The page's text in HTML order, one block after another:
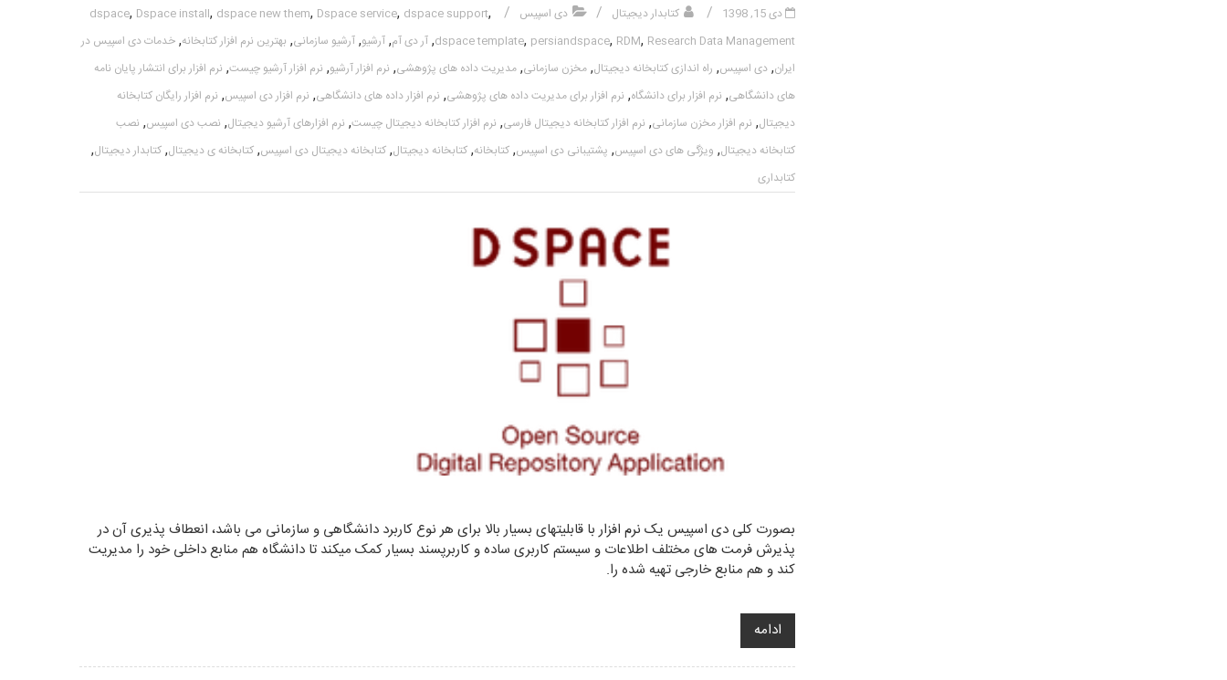
دی 15, 1398 کتابدار دیجیتال دی اسپیس dspace, Dspace install, dspace new them, Dspace service, dspace support,
dspace template, persiandspace, RDM, Research Data Management
,آر دی آم,آرشیو,آرشیو سازمانی, بهترین نرم افزار کتابخانه,خدمات دی اسپیس در
ایران,دی اسپیس, راه اندازی کتابخانه دیجیتال,مخزن سازمانی,مدیریت داده های پژوهشی, نرم افزار آرشیو, نرم افزار آرشیو چیست, نرم افزار برای انتشار پایان نامه
های دانشگاهی, نرم افزار برای دانشگاه, نرم افزار برای مدیریت داده های پژوهشی, نرم افزار داده های دانشگاهی, نرم افزار دی اسپیس, نرم افزار رایگان کتابخانه
دیجیتال, نرم افزار مخزن سازمانی, نرم افزار کتابخانه دیجیتال فارسی, نرم افزار کتابخانه دیجیتال چیست, نرم افزارهای آرشیو دیجیتال, نصب دی اسپیس, نصب
کتابخانه دیجیتال, ویژگی های دی اسپیس, پشتیبانی دی اسپیس,کتابخانه,کتابخانه دیجیتال,کتابخانه دیجیتال دی اسپیس,کتابخانه ی دیجیتال,کتابدار دیجیتال,
کتابداری
بصورت کلی دی اسپیس یک نرم افزار با قابلیتهای بسیار بالا برای هر نوع کاربرد دانشگاهی و سازمانی می باشد، انعطاف پذیری آن در
پذیرش فرمت های مختلف اطلاعات و سیستم کاربری ساده و کاربرپسند بسیار کمک میکند تا دانشگاه هم منابع داخلی خود را مدیریت
کند و هم منابع خارجی تهیه شده را.
ادامه